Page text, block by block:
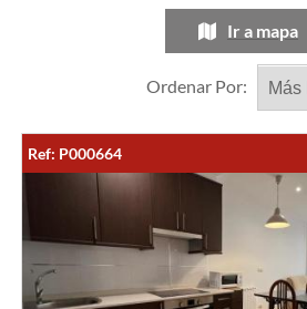
Ir a mapa
Ordenar Por:
Ref: P000664